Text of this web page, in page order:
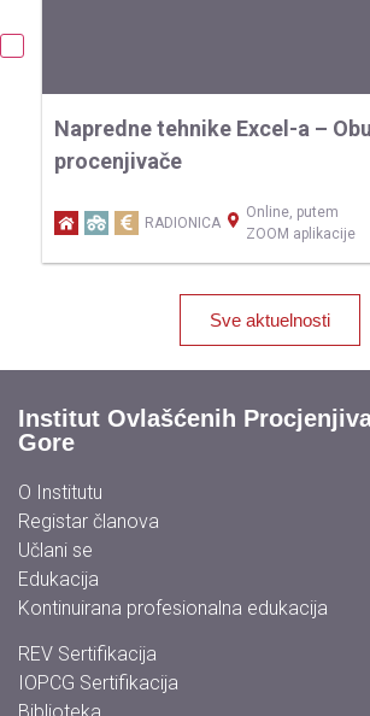
Napredne tehnike Excel-a –
procenjivače
RADIONICA
Online, putem
ZOOM aplikacije
Sve aktuelnosti
Institut Ovlašćenih
Gore
O Institutu
Registar članova
Učlani se
Edukacija
Kontinuirana profesionalna edukacija
REV Sertifikacija
IOPCG Sertifikacija